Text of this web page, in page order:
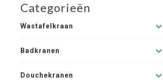
Categorieën
Wastafelkraan
Badkranen
Douchekranen